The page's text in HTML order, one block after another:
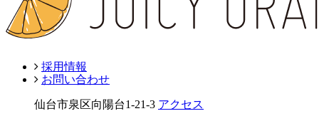
採用情報
お問い合わせ
仙台市泉区向陽台1-21-3 アクセス